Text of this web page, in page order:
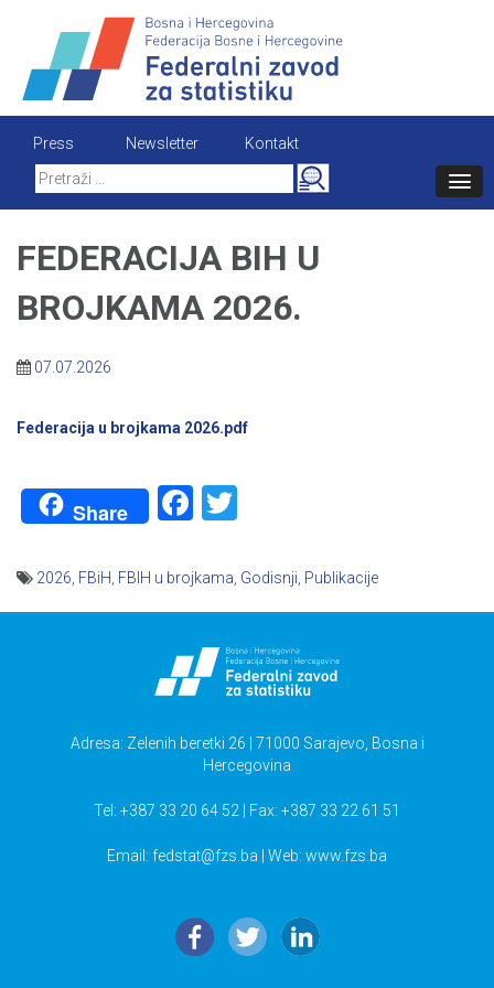
content
Press Newsletter
Kontakt
Search
for:
FEDERACIJA BIH U
BROJKAMA 2026.
07.07.2026
Federacija u brojkama 2026.pdf
Share Facebook
2026 FBiH FBIH u brojkama Godisnji Publikacije
Adresa: Zelenih beretki 26 | 71000 Sarajevo, Bosna i
Hercegovina
Tel: +387 33 20 64 52 | Fax: +387 33 22 61 51
Email: fedstat@fzs.ba | Web: www.fzs.ba